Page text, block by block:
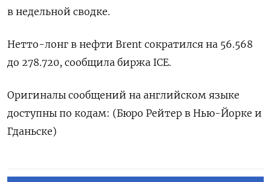
в недельной сводке.
Нетто-лонг в нефти Brent сократился ​на 56.568
⁠до 278.720, сообщила биржа ICE.
Оригиналы ‌сообщений на английском ‌языке
доступны по кодам: (Бюро ​Рейтер в Нью-Йорке ‌и
Гданьске)